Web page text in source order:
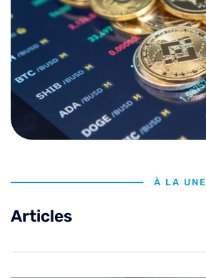
À LA UNE
Articles